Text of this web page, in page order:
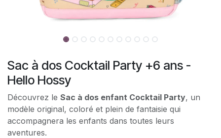
Sac à dos Cocktail Party +6 ans -
Hello Hossy
Découvrez le Sac à dos enfant Cocktail Party, un
modèle original, coloré et plein de fantaisie qui
accompagnera les enfants dans toutes leurs
aventures.